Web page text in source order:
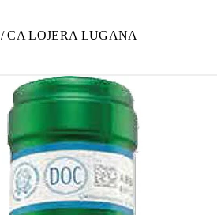
/CA LOJERA LUGANA